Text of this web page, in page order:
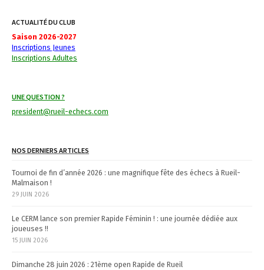
n
a
i
g
t
i
o
n
ACTUALITÉ DU CLUB
Saison 2026-2027
Inscriptions Jeunes
Inscriptions Adultes
UNE QUESTION ?
president@rueil-echecs.com
NOS DERNIERS ARTICLES
Tournoi de fin d’année 2026 : une magnifique fête des échecs à Rueil-
Malmaison !
29 JUIN 2026
Le CERM lance son premier Rapide Féminin ! : une journée dédiée aux
joueuses !!
15 JUIN 2026
Dimanche 28 juin 2026 : 21ème open Rapide de Rueil